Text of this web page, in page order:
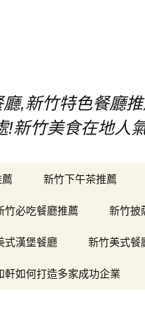
,新竹特色餐廳
新竹美食在地人
新竹下午茶推薦
竹必吃餐廳推薦 新竹披
式漢堡餐廳 新竹美式餐
軒如何打造多家成功企業